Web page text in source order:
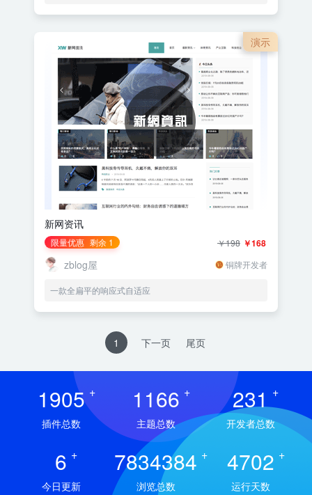
演示
新网资讯
限量优惠 剩余 1 ￥168
￥198
zblog屋 铜牌开发者
一款全扁平的响应式自适应
1 下一页 尾页
1905 +
插件总数
1166 +
主题总数
231 +
开发者总数
6 +
今日更新
7834384 +
浏览总数
4702 +
运行天数